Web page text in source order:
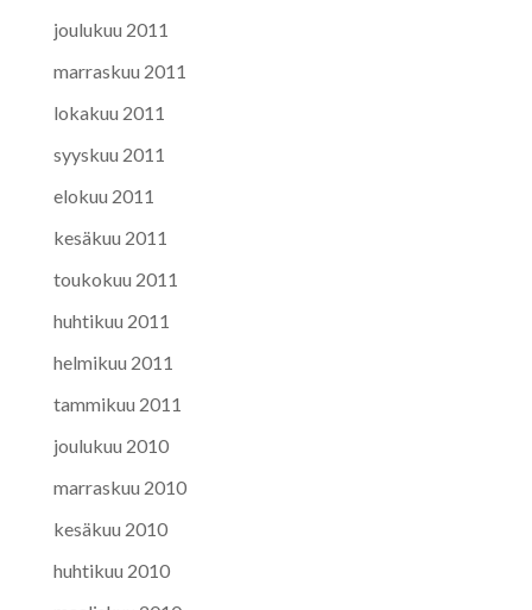
joulukuu 2011
marraskuu 2011
lokakuu 2011
syyskuu 2011
elokuu 2011
kesäkuu 2011
toukokuu 2011
huhtikuu 2011
helmikuu 2011
tammikuu 2011
joulukuu 2010
marraskuu 2010
kesäkuu 2010
huhtikuu 2010